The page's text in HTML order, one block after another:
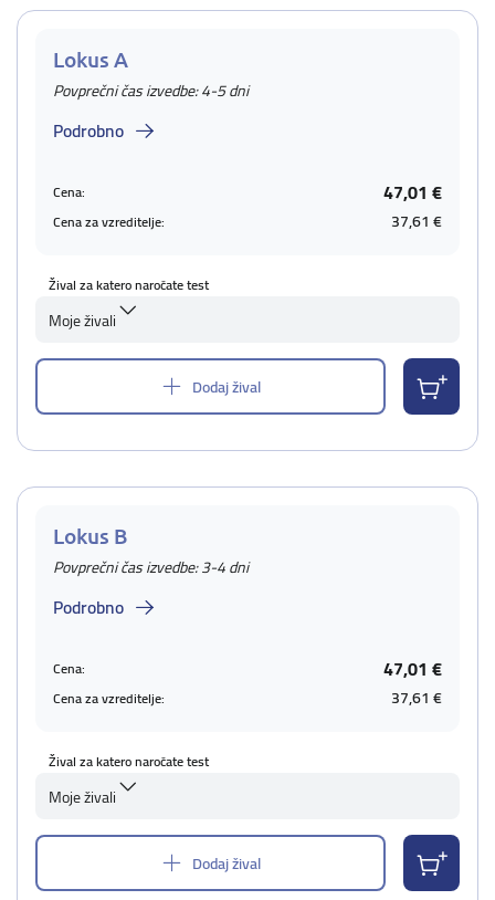
Lokus A
Povprečni čas izvedbe: 4-5 dni
Podrobno
Cena: 47,01 €
Cena za vzreditelje: 37,61 €
Žival za katero naročate test
Moje živali
Dodaj žival
Lokus B
Povprečni čas izvedbe: 3-4 dni
Podrobno
Cena: 47,01 €
Cena za vzreditelje: 37,61 €
Žival za katero naročate test
Moje živali
Dodaj žival